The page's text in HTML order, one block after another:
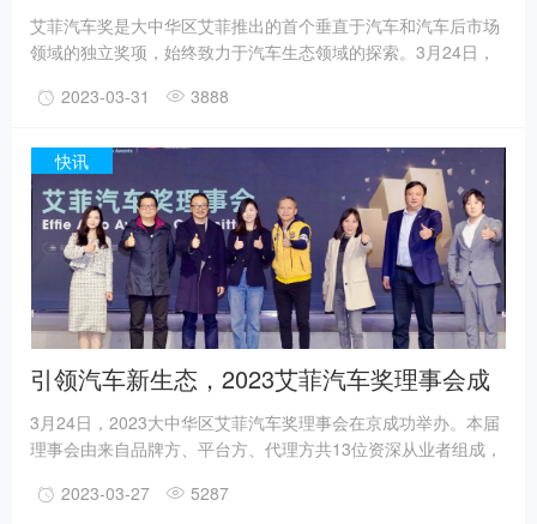
艾菲汽车奖是大中华区艾菲推出的首个垂直于汽车和汽车后市场
领域的独立奖项，始终致力于汽车生态领域的探索。3月24日，
着新赛季已蓄势起航。
2023-03-31 3888
快讯
引领汽车新生态，2023艾菲汽车奖理事会成
功举办！
3月24日，2023大中华区艾菲汽车奖理事会在京成功举办。本届
理事会由来自品牌方、平台方、代理方共13位资深从业者组成，
数字营销时代下，汽车及汽车后市场生态的营销创新，多元化合
2023-03-27 5287